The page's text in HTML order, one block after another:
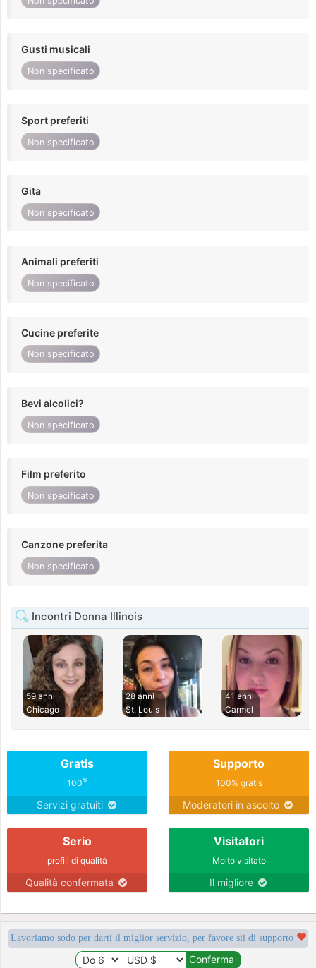
Gusti musicali
Non specificato
Sport preferiti
Non specificato
Gita
Non specificato
Animali preferiti
Non specificato
Cucine preferite
Non specificato
Bevi alcolici?
Non specificato
Film preferito
Non specificato
Canzone preferita
Non specificato
Incontri Donna Illinois
59 anni
Chicago
28 anni
St. Louis
41 anni
Carmel
Gratis
100%
Servizi gratuiti
Supporto
100% gratis
Moderatori in ascolto
Serio
profili di qualità
Qualità confermata
Visitatori
Molto visitato
Il migliore
Lavoriamo sodo per darti il miglior servizio, per favore sii di supporto